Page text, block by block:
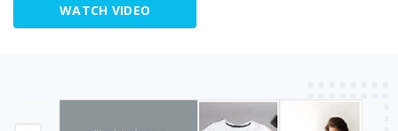
WATCH VIDEO